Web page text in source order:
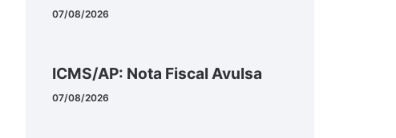
07/08/2026
ICMS/AP: Nota Fiscal Avulsa
07/08/2026